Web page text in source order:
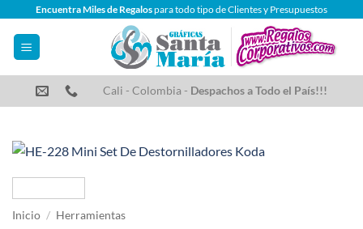
contenido
Encuentra Miles de Regalospara todo tipo de Clientes y Presupuestos
Cali - Colombia - Despachos a Todo el País!!!
Inicio / Herramientas